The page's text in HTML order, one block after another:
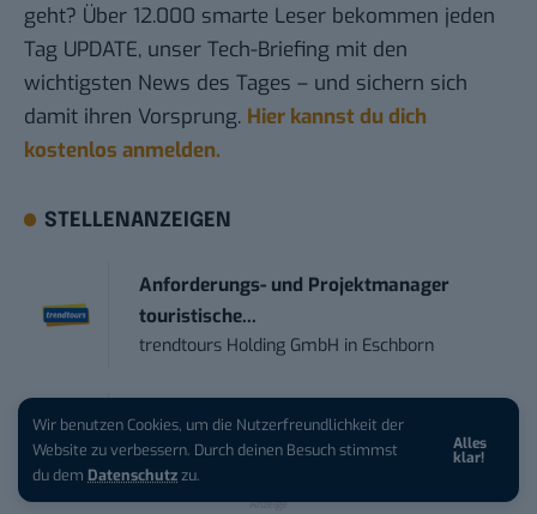
Wir benutzen Cookies, um die Nutzerfreundlichkeit der
Website zu verbessern. Durch deinen Besuch stimmst
du dem Datenschutzzu.
Alles
klar!
geht? Über 12.000 smarte Leser bekommen jeden
Tag UPDATE, unser Tech-Briefing mit den
wichtigsten News des Tages – und sichern sich
damit ihren Vorsprung. Hier kannst du dich
kostenlos anmelden.
STELLENANZEIGEN
Anforderungs- und Projektmanager
touristische...
trendtours Holding GmbH in Eschborn
Art Director – UX Design / Adobe CC /
P...
meap GmbH
iPhone 17 Pro sichern:Für 1 € +
200 € Hardware-Bonus!
Anzeige